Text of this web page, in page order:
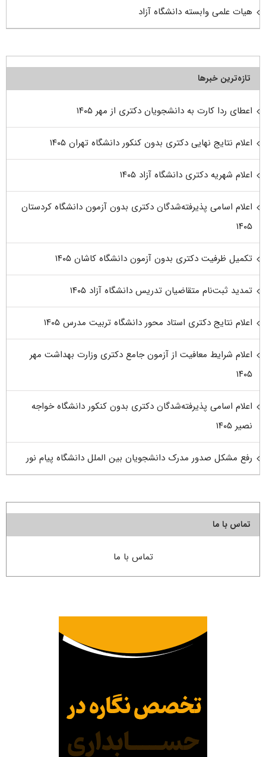
هیات علمی وابسته دانشگاه آزاد
تازه‌ترین خبرها
اعطای ردا کارت به دانشجویان دکتری از مهر ۱۴۰۵
اعلام نتایج نهایی دکتری بدون کنکور دانشگاه تهران ۱۴۰۵
اعلام شهریه دکتری دانشگاه آزاد ۱۴۰۵
اعلام اسامی پذیرفته‌شدگان دکتری بدون آزمون دانشگاه کردستان
۱۴۰۵
تکمیل ظرفیت دکتری بدون آزمون دانشگاه کاشان ۱۴۰۵
تمدید ثبت‌نام متقاضیان تدریس دانشگاه آزاد ۱۴۰۵
اعلام نتایج دکتری استاد محور دانشگاه تربیت مدرس ۱۴۰۵
اعلام شرایط معافیت از آزمون جامع دکتری وزارت بهداشت مهر
۱۴۰۵
اعلام اسامی پذیرفته‌شدگان دکتری بدون کنکور دانشگاه خواجه
نصیر ۱۴۰۵
رفع مشکل صدور مدرک دانشجویان بین الملل دانشگاه پیام نور
تماس با ما
تماس با ما